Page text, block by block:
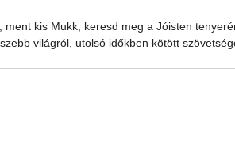
ment kis Mukk, keresd meg a Jóisten
világról, utolsó időkben kötött